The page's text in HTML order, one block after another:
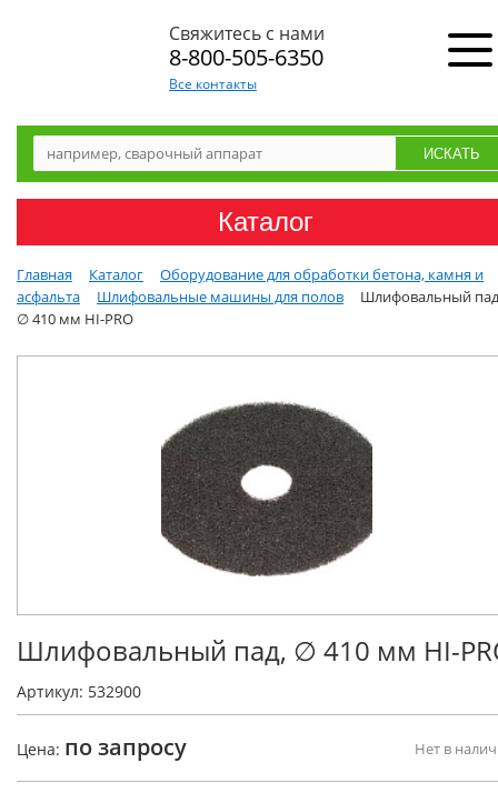
Свяжитесь с нами
8-800-505-6350
Все контакты
Каталог
Главная Каталог
Оборудование для обработки бетона, камня и
асфальта
Шлифовальные машины для полов
Шлифовальный
∅ 410 мм HI-PRO
Шлифовальный пад, ∅ 410 мм HI-
Артикул: 532900
Цена: по запросу Нет в